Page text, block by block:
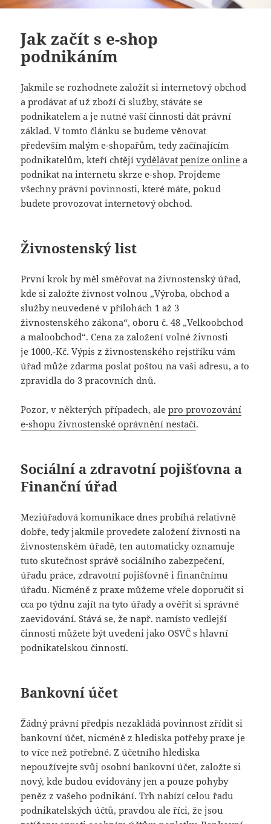
Jak začít s e-shop
podnikáním
Jakmile se rozhodnete založit si internetový obchod
a prodávat ať už zboží či služby, stáváte se
podnikatelem a je nutné vaší činnosti dát právní
základ. V tomto článku se budeme věnovat
především malým e-shopařům, tedy začínajícím
podnikatelům, kteří chtějívydělávat peníze online a
podnikat na internetu skrze e-shop. Projdeme
všechny právní povinnosti, které máte, pokud
budete provozovat internetový obchod.
Živnostenský list
První krok by měl směřovat na živnostenský úřad,
kde si založte živnost volnou „Výroba, obchod a
služby neuvedené v přílohách 1 až 3
živnostenského zákona“, oboru č. 48 „Velkoobchod
a maloobchod“. Cena za založení volné živnosti
je 1000,-Kč. Výpis z živnostenského rejstříku vám
úřad může zdarma poslat poštou na vaši adresu, a to
zpravidla do 3 pracovních dnů.
Pozor, v některých případech, alepro provozování
e-shopu živnostenské oprávnění nestačí.
Sociální a zdravotní pojišťovna a
Finanční úřad
Meziúřadová komunikace dnes probíhá relativně
dobře, tedy jakmile provedete založení živnosti na
živnostenském úřadě, ten automaticky oznamuje
tuto skutečnost správě sociálního zabezpečení,
úřadu práce, zdravotní pojišťovně i finančnímu
úřadu. Nicméně z praxe můžeme vřele doporučit si
cca po týdnu zajít na tyto úřady a ověřit si správné
zaevidování. Stává se, že např. namísto vedlejší
činnosti můžete být uvedeni jako OSVČ s hlavní
podnikatelskou činností.
Bankovní účet
Žádný právní předpis nezakládá povinnost zřídit si
bankovní účet, nicméně z hlediska potřeby praxe je
to více než potřebné. Z účetního hlediska
nepoužívejte svůj osobní bankovní účet, založte si
nový, kde budou evidovány jen a pouze pohyby
peněz z vašeho podnikání. Trh nabízí celou řadu
podnikatelských účtů, pravdou ale říci, že jsou